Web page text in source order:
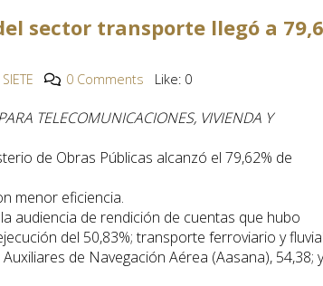
sector transporte llegó a
0 Comments Like: 0
TELECOMUNICACIONES, VIVIENDA Y
de Obras Públicas alcanzó el 79,62% de
menor eficiencia.
audiencia de rendición de cuentas que hubo
del 50,83%; transporte ferroviario y
de Navegación Aérea (Aasana), 54,38;